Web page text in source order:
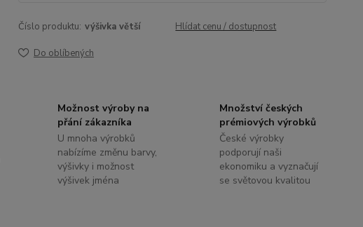
Číslo produktu: výšivka větší Hlídat cenu / dostupnost
Do oblíbených
Možnost výroby na
přání zákazníka
U mnoha výrobků
nabízíme změnu barvy,
výšivky i možnost
výšivek jména
Množství českých
prémiových výrobků
České výrobky
podporují naši
ekonomiku a vyznačují
se světovou kvalitou